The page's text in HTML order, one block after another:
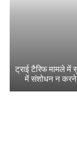
ट्राई टैरिफ मामले में
में संशोधन न करने